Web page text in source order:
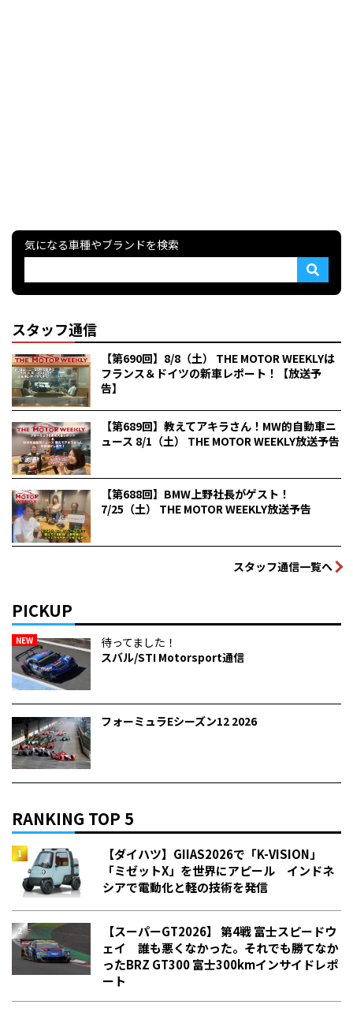
気になる車種やブランドを検索
スタッフ通信
【第690回】8/8（土） THE MOTOR WEEKLYは
フランス＆ドイツの新車レポート！【放送予
告】
【第689回】教えてアキラさん！MW的自動車ニ
ュース 8/1（土） THE MOTOR WEEKLY放送予告
【第688回】BMW上野社長がゲスト！
7/25（土） THE MOTOR WEEKLY放送予告
スタッフ通信一覧へ
PICKUP
NEW
待ってました！
スバル/STI Motorsport通信
フォーミュラEシーズン12 2026
RANKING TOP 5
【ダイハツ】GIIAS2026で「K-VISION」
「ミゼットX」を世界にアピール インドネ
シアで電動化と軽の技術を発信
【スーパーGT2026】 第4戦 富士スピードウ
ェイ 誰も悪くなかった。それでも勝てなか
った――BRZ GT300 富士300kmインサイドレポ
ート